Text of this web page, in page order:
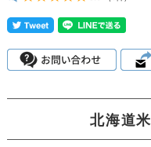
北海道